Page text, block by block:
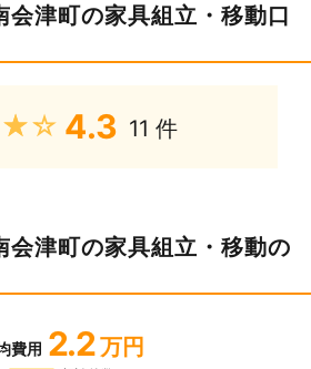
会津町の家具組立・移動口
4.3 11 件
会津町の家具組立・移動の
費用 2.2 万円